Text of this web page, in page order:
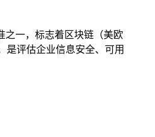
之一，标志着区块链（美欧
是评估企业信息安全、可用